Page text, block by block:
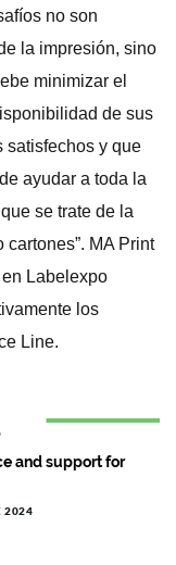
no son
la impresión, sino
minimizar el
de sus
satisfechos y que
ayudar a toda la
se trate de la
MA Print
Labelexpo
los
Line.
and support for
2024